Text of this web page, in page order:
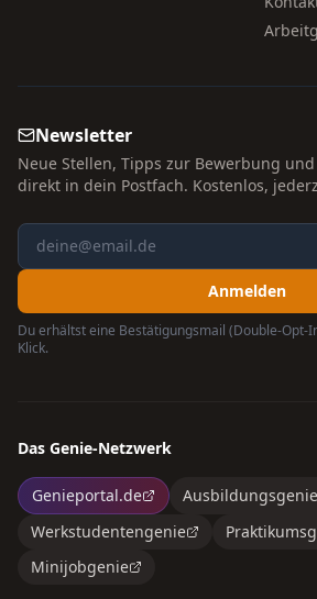
Newsletter
Neue Stellen, Tipps zur Bewerbung
direkt in dein Postfach. Kostenlos,
Anmelden
Du erhältst eine Bestätigungsmail (Double-Opt-
Klick.
Das Genie-Netzwerk
Genieportal.de
Ausbildungsgenie
Werkstudentengenie
Minijobgenie